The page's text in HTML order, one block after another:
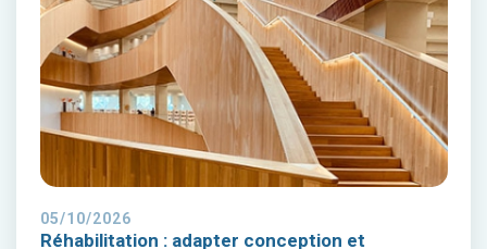
05/10/2026
Réhabilitation : adapter conception et